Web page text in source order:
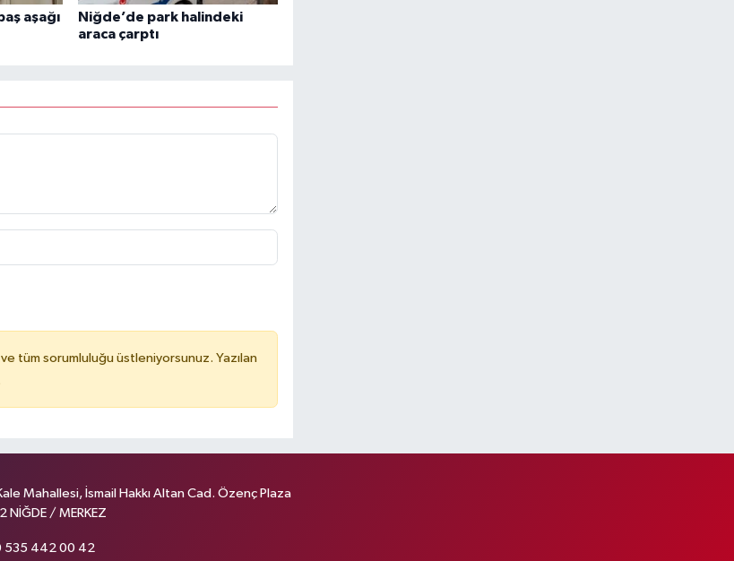
aşağı
Niğde’de park halindeki
araca çarptı
tüm sorumluluğu üstleniyorsunuz. Yazılan
Mahallesi, İsmail Hakkı Altan Cad. Özenç Plaza
NİĞDE / MERKEZ
535 442 00 42